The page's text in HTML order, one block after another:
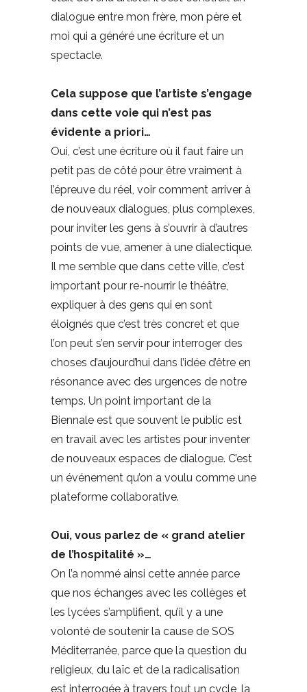
dialogue entre mon frère, mon père et
moi qui a généré une écriture et un
spectacle.
Cela suppose que l’artiste s’engage
dans cette voie qui n’est pas
évidente a priori…
Oui, c’est une écriture où il faut faire un
petit pas de côté pour être vraiment à
l’épreuve du réel, voir comment arriver à
de nouveaux dialogues, plus complexes,
pour inviter les gens à s’ouvrir à d’autres
points de vue, amener à une dialectique.
Il me semble que dans cette ville, c’est
important pour re-nourrir le théâtre,
expliquer à des gens qui en sont
éloignés que c’est très concret et que
l’on peut s’en servir pour interroger des
choses d’aujourd’hui dans l’idée d’être en
résonance avec des urgences de notre
temps. Un point important de la
Biennale est que souvent le public est
en travail avec les artistes pour inventer
de nouveaux espaces de dialogue. C’est
un événement qu’on a voulu comme une
plateforme collaborative.
Oui, vous parlez de « grand atelier
de l’hospitalité »…
On l’a nommé ainsi cette année parce
que nos échanges avec les collèges et
les lycées s’amplifient, qu’il y a une
volonté de soutenir la cause de SOS
Méditerranée, parce que la question du
religieux, du laïc et de la radicalisation
est interrogée à travers tout un cycle, la